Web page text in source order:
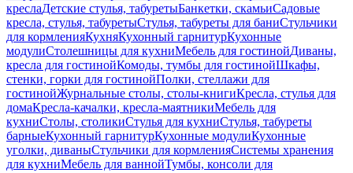
креслаДетские стулья, табуретыБанкетки, скамьиСадовые
кресла, стулья, табуретыСтулья, табуреты для баниСтульчики
для кормленияКухняКухонный гарнитурКухонные
модулиСтолешницы для кухниМебель для гостинойДиваны,
кресла для гостинойКомоды, тумбы для гостинойШкафы,
стенки, горки для гостинойПолки, стеллажи для
гостинойЖурнальные столы, столы-книгиКресла, стулья для
домаКресла-качалки, кресла-маятникиМебель для
кухниСтолы, столикиСтулья для кухниСтулья, табуреты
барныеКухонный гарнитурКухонные модулиКухонные
уголки, диваныСтульчики для кормленияСистемы хранения
для кухниМебель для ваннойТумбы, консоли для